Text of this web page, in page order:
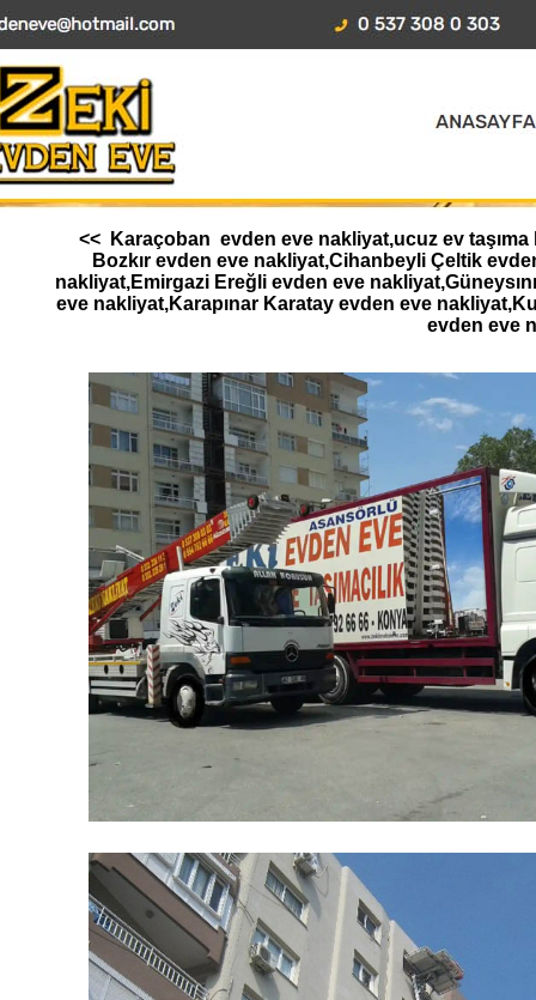
<< Karaçoban evden eve nakliyat,ucuz ev
Bozkır evden eve nakliyat,Cihanbeyli Çeltik
nakliyat,Emirgazi Ereğli evden eve
eve nakliyat,Karapınar Karatay evden eve
evden eve